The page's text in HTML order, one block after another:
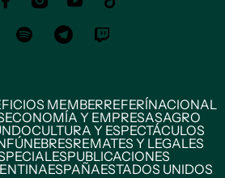
MEMBERREFERÍNACIONAL
ECONOMÍA Y EMPRESASAGRO
CULTURA Y ESPECTÁCULOS
FÚNEBRESREMATES Y LEGALES
PUBLICACIONES
ESPAÑAESTADOS UNIDOS